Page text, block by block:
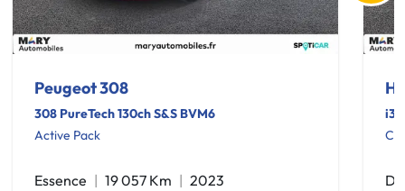
Peugeot 308
308 PureTech 130ch S&S BVM6
Active Pack
Essence 19 057 Km
2023
i30